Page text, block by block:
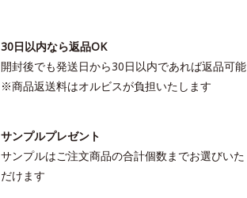
30日以内なら返品OK
開封後でも発送日から30日以内であれば返品可能
※商品返送料はオルビスが負担いたします
サンプルプレゼント
サンプルはご注文商品の合計個数までお選びいた
だけます